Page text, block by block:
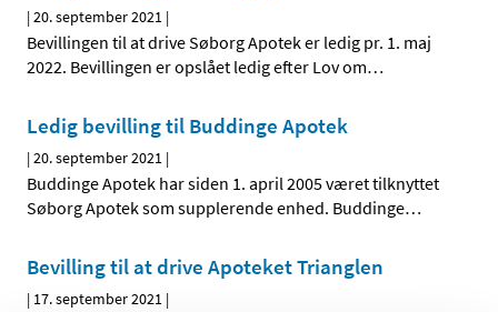
|20. september 2021 |
Bevillingen til at drive Søborg Apotek er ledig pr. 1. maj
2022. Bevillingen er opslået ledig efter Lov om…
Ledig bevilling til Buddinge Apotek
|20. september 2021 |
Buddinge Apotek har siden 1. april 2005 været tilknyttet
Søborg Apotek som supplerende enhed. Buddinge…
Bevilling til at drive Apoteket Trianglen
| 17. september 2021 |